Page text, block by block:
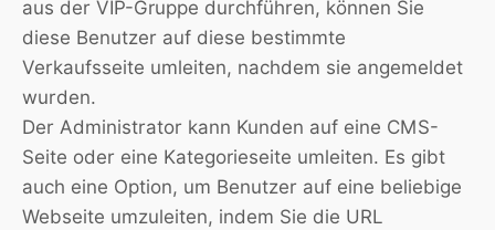
aus der VIP-Gruppe durchführen, können Sie
diese Benutzer auf diese bestimmte
Verkaufsseite umleiten, nachdem sie angemeldet
wurden.
Der Administrator kann Kunden auf eine CMS-
Seite oder eine Kategorieseite umleiten. Es gibt
auch eine Option, um Benutzer auf eine beliebige
Webseite umzuleiten, indem Sie die URL